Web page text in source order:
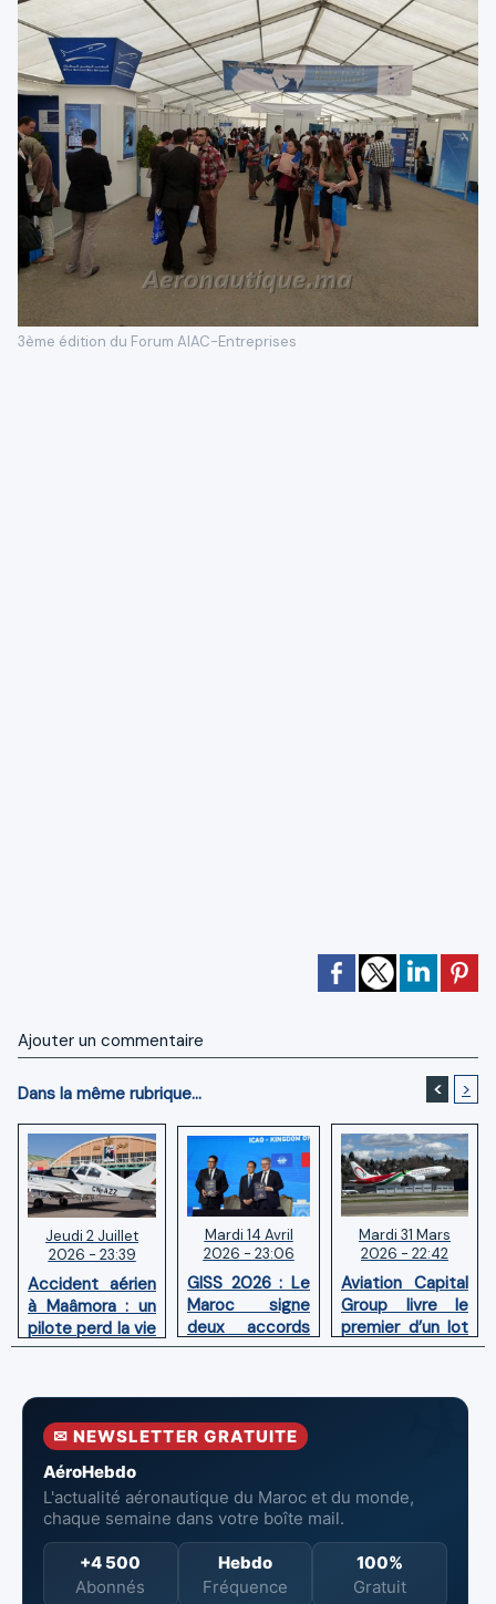
3ème édition du Forum AIAC-Entreprises
Ajouter un commentaire
Dans la même rubrique... < >
Jeudi 2 Juillet
2026 - 23:39
Accident aérien
à Maâmora : un
pilote perd la vie
en combat
incendie
Mardi 14 Avril
2026 - 23:06
GISS 2026 : Le
Maroc signe
deux accords
avec l'OACI
la surveillance
aériennes.
Mardi 31 Mars
2026 - 22:42
Aviation Capital
Group livre le
premier d’un lot
de six Boeing
neufs à Royal Air
✉ NEWSLETTER GRATUITE
AéroHebdo
L'actualité aéronautique du Maroc et du monde,
chaque semaine dans votre boîte mail.
+4 500
Abonnés
Hebdo
Fréquence
100%
Gratuit